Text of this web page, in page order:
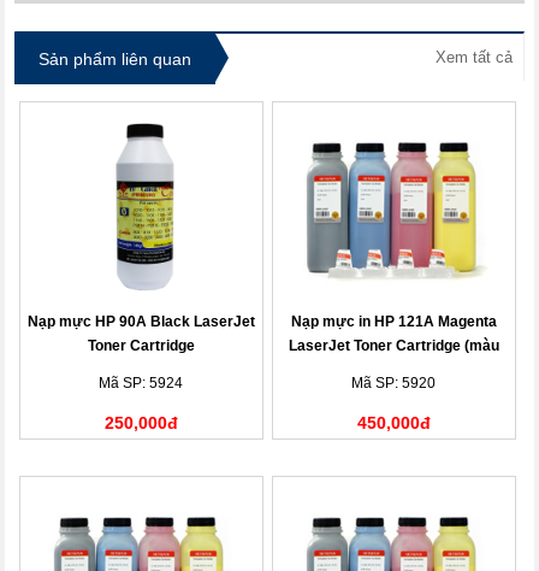
Sản phẩm liên quan Xem tất cả
Nạp mực HP 90A Black LaserJet
Toner Cartridge
Mã SP: 5924
250,000đ
Nạp mực in HP 121A Magenta
LaserJet Toner Cartridge (màu
Mã SP: 5920
450,000đ